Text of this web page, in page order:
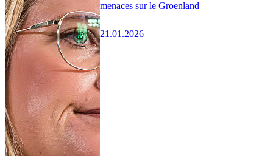
menaces sur le Groenland
21.01.2026